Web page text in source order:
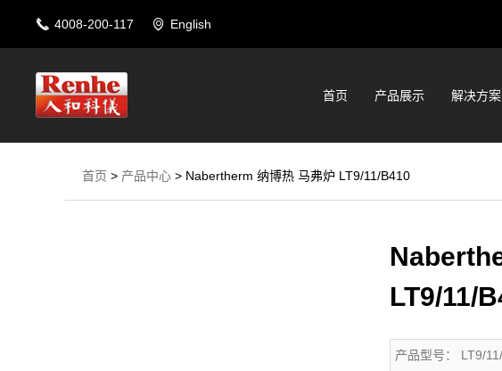
4008-200-117 English
首页 产品展示 解决方案
首页 > 产品中心 > Nabertherm 纳博热 马弗炉 LT9/11/B410
LT9/11/
产品型号： LT9/